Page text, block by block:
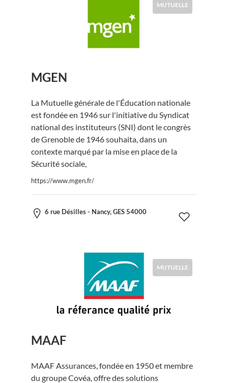
MUTUELLE
MGEN
La Mutuelle générale de l'Éducation nationale
est fondée en 1946 sur l'initiative du Syndicat
national des instituteurs (SNI) dont le congrès
de Grenoble de 1946 souhaita, dans un
contexte marqué par la mise en place de la
Sécurité sociale,
https://www.mgen.fr/
6 rue Désilles - Nancy, GES 54000
MUTUELLE
MAAF
MAAF Assurances, fondée en 1950 et membre
du groupe Covéa, offre des solutions